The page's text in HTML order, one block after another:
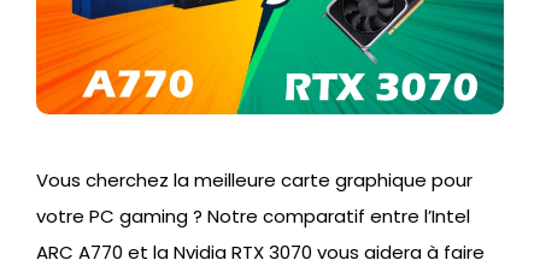
Vous cherchez la meilleure carte graphique pour
votre PC gaming ? Notre comparatif entre l’Intel
ARC A770 et la Nvidia RTX 3070 vous aidera à faire